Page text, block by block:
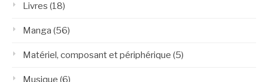
Livres (18)
Manga (56)
Matériel, composant et périphérique (5)
Musique (6)